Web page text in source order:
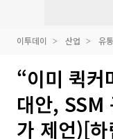
이투데이 산업 유통
“이미 퀵
대안, SSM
가 제언)[